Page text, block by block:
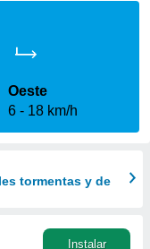
Oeste
6
18 km/h
tormentas y de
Instalar